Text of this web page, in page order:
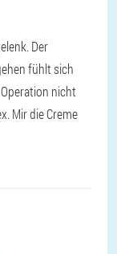
Der
fühlt sich
nicht
Mir die Creme